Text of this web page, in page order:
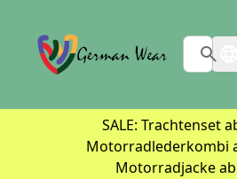
SALE: Trachtenset
Motorradlederkombi
Motorradjacke ab